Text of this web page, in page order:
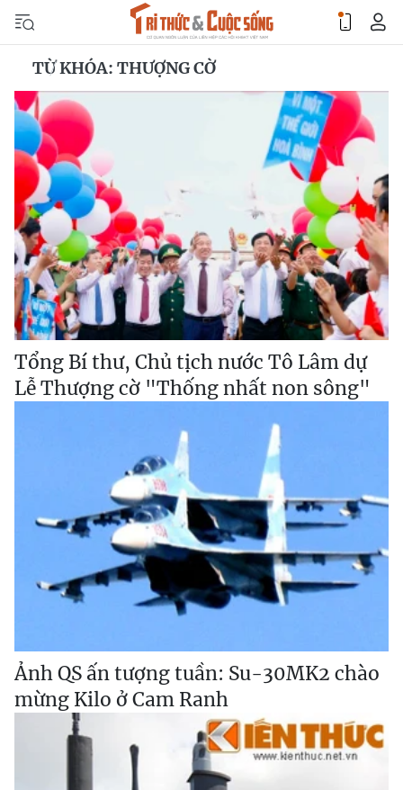
TỪ KHÓA: THƯỢNG CỜ
Tổng Bí thư, Chủ tịch nước Tô Lâm dự
Lễ Thượng cờ "Thống nhất non sông"
Ảnh QS ấn tượng tuần: Su-30MK2 chào
mừng Kilo ở Cam Ranh